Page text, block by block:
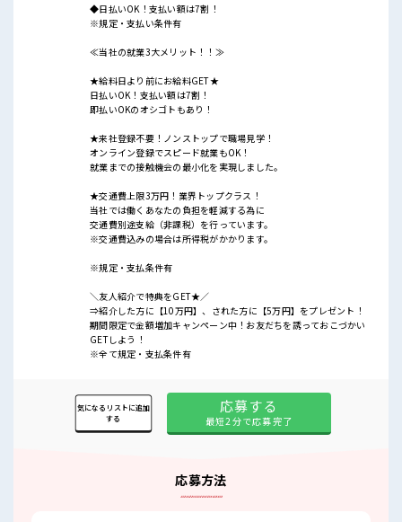
◆日払いOK！支払い額は7割！
※規定・支払い条件有
≪当社の就業3大メリット！！≫
★給料日より前にお給料GET★
日払いOK！支払い額は7割！
即払いOKのオシゴトもあり！
★来社登録不要！ノンストップで職場見学！
オンライン登録でスピード就業もOK！
就業までの接触機会の最小化を実現しました。
★交通費上限3万円！業界トップクラス！
当社では働くあなたの負担を軽減する為に
交通費別途支給（非課税）を行っています。
※交通費込みの場合は所得税がかかります。
※規定・支払条件有
＼友人紹介で特典をGET★／
⇒紹介した方に【10万円】、された方に【5万円】をプレゼント！
期間限定で金額増加キャンペーン中！お友だちを誘っておこづかい
GETしよう！
※全て規定・支払条件有
応募する
最短2分で応募完了
気になるリストに追加
する
応募方法